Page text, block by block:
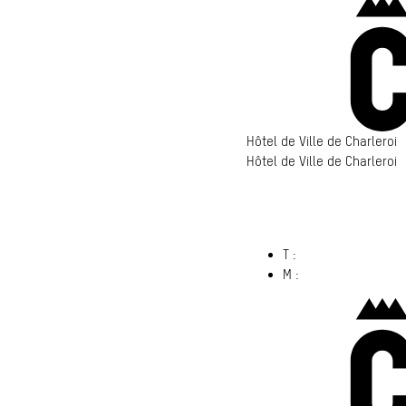
Hôtel de Ville de Charleroi
Hôtel de Ville de Charleroi
T :
M :